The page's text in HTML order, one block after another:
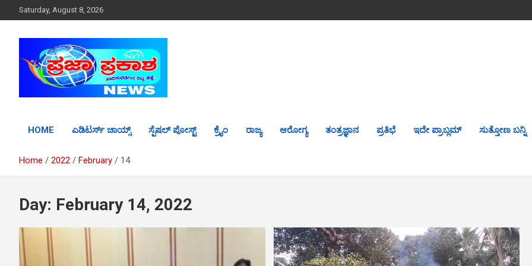
k
Saturday, August 8, 2026
HOME ಎಡಿಟರ್ಸ್ ಚಾಯ್ಸ್ ಸ್ಪೆಷಲ್ ಪೋಸ್ಟ್ ಕ್ರೈಂ ರಾಜ್ಯ ಆರೋಗ್ಯ ತಂತ್ರಜ್ಞಾನ ಪ್ರತಿಭೆ ಇದೇ ಪ್ರಾಬ್ಲಮ್ ಸುತ್ತೋಣ ಬನ್ನಿ
Home 2022 February 14
Day: February 14, 2022